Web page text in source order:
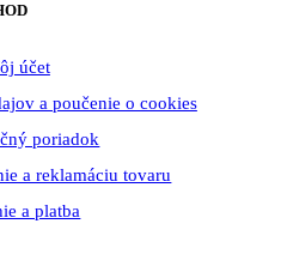
účet
a poučenie o cookies
poriadok
a reklamáciu tovaru
a platba